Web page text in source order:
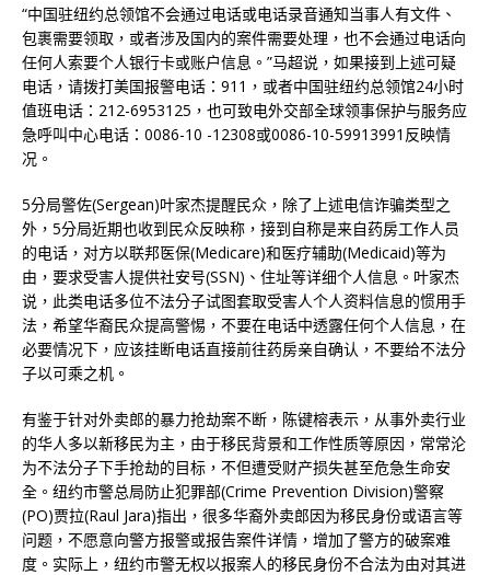
“中国驻纽约总领馆不会通过电话或电话录音通知当事人有文件、
包裹需要领取，或者涉及国内的案件需要处理，也不会通过电话向
任何人索要个人银行卡或账户信息。”马超说，如果接到上述可疑
电话，请拨打美国报警电话：911，或者中国驻纽约总领馆24小时
值班电话：212-6953125，也可致电外交部全球领事保护与服务应
急呼叫中心电话：0086-10 -12308或0086-10-59913991反映情
况。
5分局警佐(Sergean)叶家杰提醒民众，除了上述电信诈骗类型之
外，5分局近期也收到民众反映称，接到自称是来自药房工作人员
的电话，对方以联邦医保(Medicare)和医疗辅助(Medicaid)等为
由，要求受害人提供社安号(SSN)、住址等详细个人信息。叶家杰
说，此类电话多位不法分子试图套取受害人个人资料信息的惯用手
法，希望华裔民众提高警惕，不要在电话中透露任何个人信息，在
必要情况下，应该挂断电话直接前往药房亲自确认，不要给不法分
子以可乘之机。
有鉴于针对外卖郎的暴力抢劫案不断，陈键榕表示，从事外卖行业
的华人多以新移民为主，由于移民背景和工作性质等原因，常常沦
为不法分子下手抢劫的目标，不但遭受财产损失甚至危急生命安
全。纽约市警总局防止犯罪部(Crime Prevention Division)警察
(PO)贾拉(Raul Jara)指出，很多华裔外卖郎因为移民身份或语言等
问题，不愿意向警方报警或报告案件详情，增加了警方的破案难
度。实际上，纽约市警无权以报案人的移民身份不合法为由对其进